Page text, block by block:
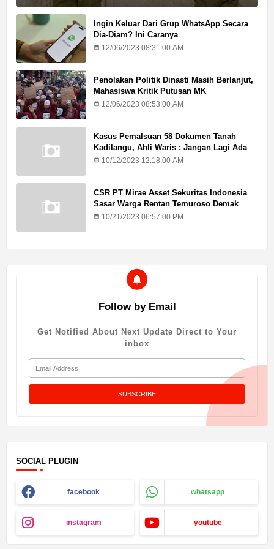
Ingin Keluar Dari Grup WhatsApp Secara
Dia-Diam? Ini Caranya
12/06/2023 08:31:00 AM
Penolakan Politik Dinasti Masih Berlanjut,
Mahasiswa Kritik Putusan MK
12/06/2023 08:53:00 AM
Kasus Pemalsuan 58 Dokumen Tanah
Kadilangu, Ahli Waris : Jangan Lagi Ada
Penundaan Hukuman
10/12/2023 12:18:00 AM
CSR PT Mirae Asset Sekuritas Indonesia
Sasar Warga Rentan Temuroso Demak
10/21/2023 06:57:00 PM
Follow by Email
Get Notified About Next Update Direct to Your
inbox
SOCIAL PLUGIN
facebook whatsapp
instagram youtube